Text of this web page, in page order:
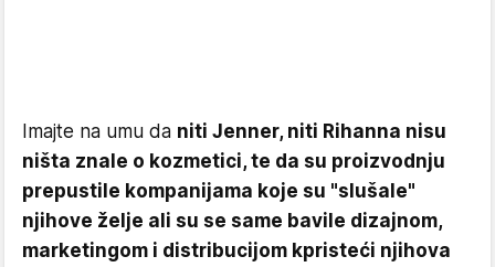
Imajte na umu da niti Jenner, niti Rihanna nisu
ništa znale o kozmetici, te da su proizvodnju
prepustile kompanijama koje su "slušale"
njihove želje ali su se same bavile dizajnom,
marketingom i distribucijom kpristeći njihova